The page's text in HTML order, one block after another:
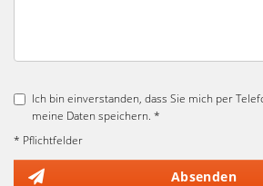
Ich bin einverstanden, dass Sie mich per
meine Daten speichern. *
* Pflichtfelder
Absenden